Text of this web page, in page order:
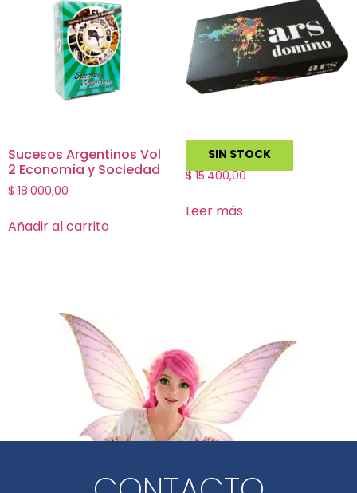
Sucesos Argentinos Vol
2 Economía y Sociedad
$ 18.000,00
Añadir al carrito
SIN STOCK
Ars Domino
$15.400,00
Leer más